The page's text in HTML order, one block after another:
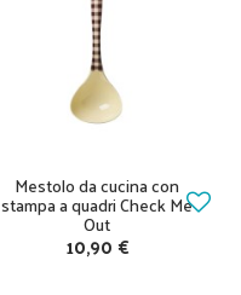
Mestolo da cucina con
stampa a quadri Check Me
Out
10,90 €